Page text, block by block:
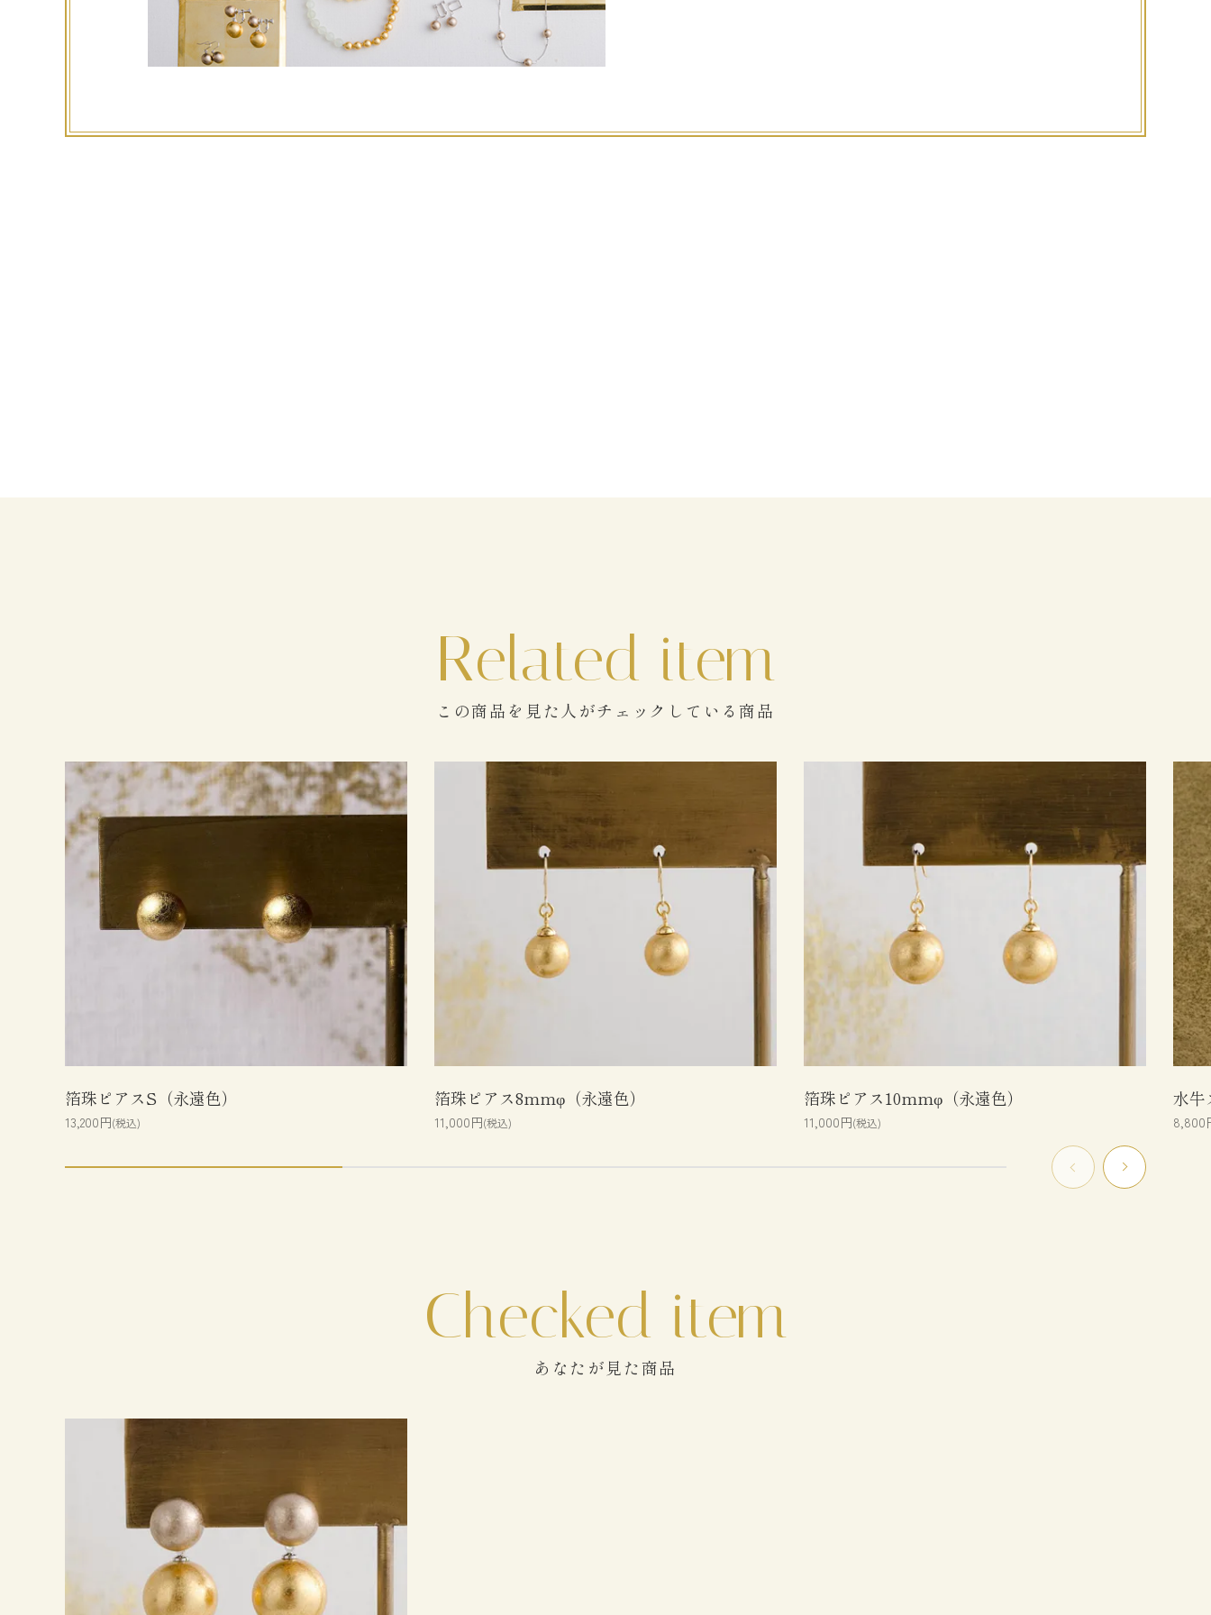
この商品を見た人がチェックしている商品
箔珠ピアスS（永遠色）
13,200円(税込)
箔珠ピアス8mmφ（永遠色）
11,000円(税込)
箔珠ピアス10mmφ（永遠色）
11,000円(税込)
水牛
8,800
あなたが見た商品